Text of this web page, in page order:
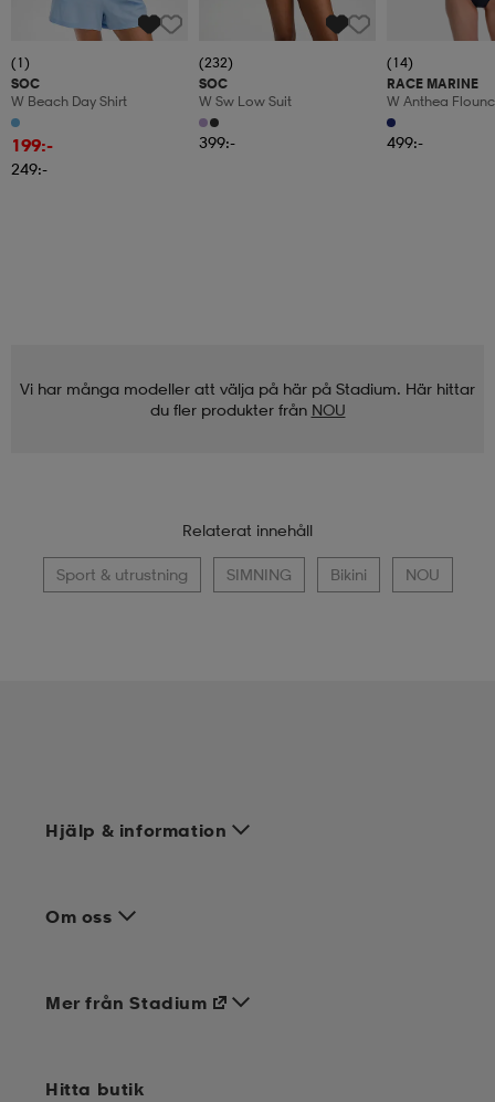
(1)
SOC
W Beach Day Shirt
199:-
249:-
(232)
SOC
W Sw Low Suit
399:-
(14)
RACE MARINE
W Anthea
499:-
Vi har många modeller att välja på här på Stadium. Här hittar
du fler produkter från NOU
Relaterat innehåll
Sport & utrustning SIMNING Bikini NOU
Hjälp & information
Om oss
Mer från Stadium
Hitta butik